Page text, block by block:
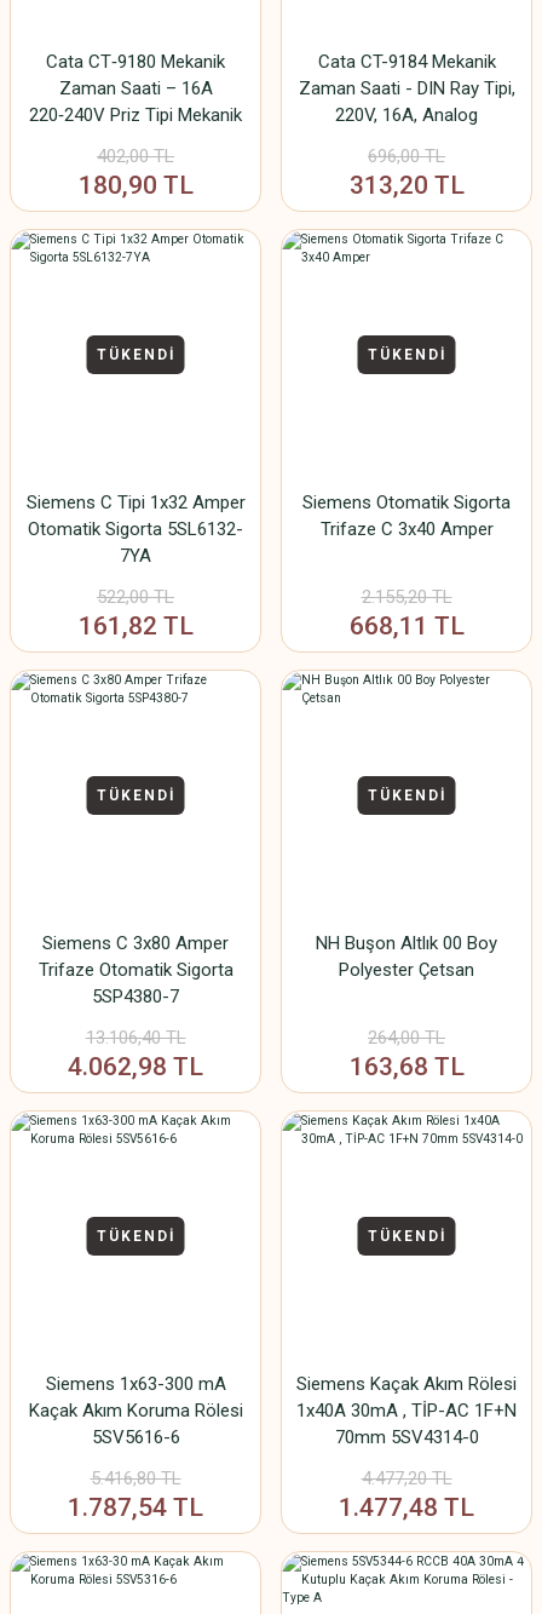
Cata CT‑9180 Mekanik
Zaman Saati – 16A
220‑240V Priz Tipi Mekanik
402,00 TL
180,90 TL
Cata CT-9184 Mekanik
Zaman Saati - DIN Ray Tipi,
220V, 16A, Analog
696,00 TL
313,20 TL
TÜKENDİ
Siemens C Tipi 1x32 Amper
Otomatik Sigorta 5SL6132-
7YA
522,00 TL
161,82 TL
TÜKENDİ
Siemens Otomatik Sigorta
Trifaze C 3x40 Amper
2.155,20 TL
668,11 TL
TÜKENDİ
Siemens C 3x80 Amper
Trifaze Otomatik Sigorta
5SP4380-7
13.106,40 TL
4.062,98 TL
TÜKENDİ
NH Buşon Altlık 00 Boy
Polyester Çetsan
264,00 TL
163,68 TL
TÜKENDİ
Siemens 1x63-300 mA
Kaçak Akım Koruma Rölesi
5SV5616-6
5.416,80 TL
1.787,54 TL
TÜKENDİ
Siemens Kaçak Akım Rölesi
1x40A 30mA , TİP-AC 1F+N
70mm 5SV4314-0
4.477,20 TL
1.477,48 TL